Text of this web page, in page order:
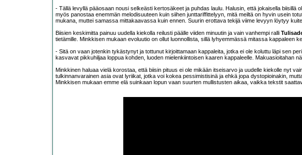
- Tällä levyllä pääosaan nousi selkeästi kertosäkeet ja puhdas laulu. Halusin, että jokaisella biisillä
myös panostaa enemmän melodisuuteen kuin siihen junttariffittelyyn, mitä meiltä on hyvin usein
mukana, muttei samassa mittakaavassa kuin ennen. Suurin erottava tekijä viime levyyn löytyy
Biisien keskimitta painuu uudella kiekolla reilusti päälle viiden minuutin ja vain vanhempi ralli
tietämille. Minkkisen mukaan evoluutio on ollut luonnollista, sillä lyhyemmässä mitassa kappaleen
- Sitä on vaan jotenkin tykästynyt ja tottunut kirjoittamaan kappaleita, jotka ei ole koluttu läpi sen
kasvavat pikkuhiljaa loppua kohden, luoden mielenkiintoisen kaaren kappaleelle. Makuasioitahan
Minkkinen haluaa vielä korostaa, että biisin pituus ei ole mikään itseisarvo ja uudelle kiekolle nyt
tulkinnanvarainen asia ovat lyriikat, jotka voi kokea pessimistisinä ja ehkä jopa dystopioinakin,
Minkkisen mukaan emme elä suinkaan lopun vaan suurten mullistusten aikaa, vaikka tekstit